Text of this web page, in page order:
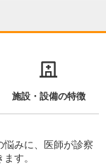
施設・設備の特徴
悩みに、医師が診察
す。